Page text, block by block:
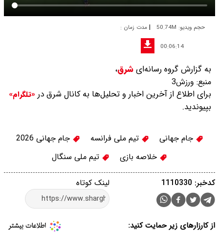
حجم ویدیو: 50.74M |مدت زمان :
00:06:14
به گزارش گروه رسانه‌ایشرق،
منبع: ورزش3
برای اطلاع از آخرین اخبار و تحلیل‌ها به کانال شرق در «تلگرام»
بپیوندید.
جام جهانی تیم ملی فرانسه
جام جهانی 2026
خلاصه بازی
تیم ملی سنگال
لینک کوتاه کدخبر: 1110330
از کارزارهای زیر حمایت کنید: